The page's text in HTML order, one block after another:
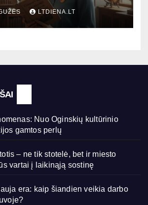
nei bet
LTDIENA.LT
Nuo Oginskių kultūrinio
gamtos perlų
– ne tik stotelė, bet ir miesto
vartai į laikinąją sostinę
era: kaip šiandien veikia darbo